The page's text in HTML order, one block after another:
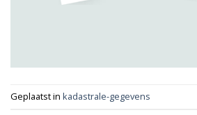
Geplaatst in kadastrale-gegevens